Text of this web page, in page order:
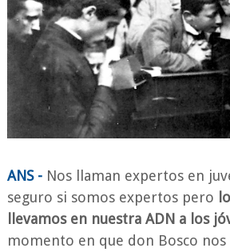
ANS -Nos llaman expertos en
seguro si somos expertos pero
llevamos en nuestra ADN a los
momento en que don Bosco nos